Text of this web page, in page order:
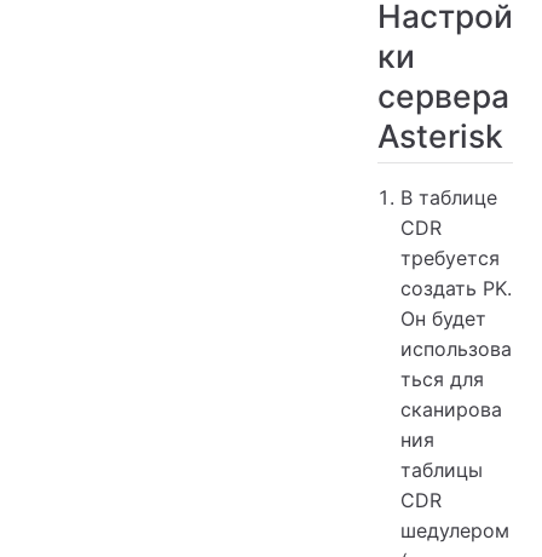
Настрой
ки
сервера
Asterisk
В таблице
CDR
требуется
создать PK.
Он будет
использова
ться для
сканирова
ния
таблицы
CDR
шедулером